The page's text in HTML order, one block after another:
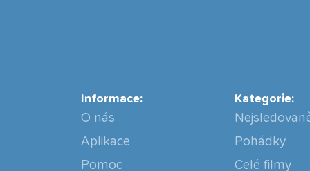
Informace:
O nás
Aplikace
Pomoc
Kategorie:
Pohádky
Celé filmy